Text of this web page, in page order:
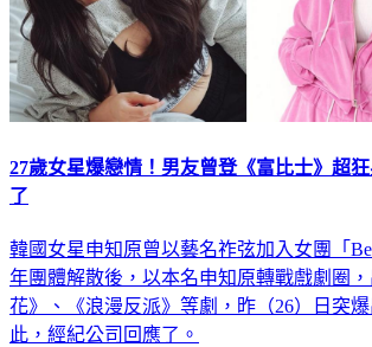
27歲女星爆戀情！男友曾登《富比士》超
了
韓國女星申知原曾以藝名祚弦加入女團「
年團體解散後，以本名申知原轉戰戲劇圈
花》、《浪漫反派》等劇，昨（26）日突
此，經紀公司回應了。